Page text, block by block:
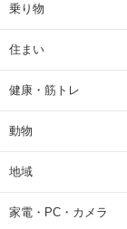
乗り物
住まい
健康・筋トレ
動物
地域
家電・PC・カメラ